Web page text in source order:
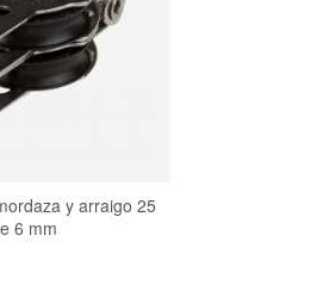
y arraigo 25
6 mm